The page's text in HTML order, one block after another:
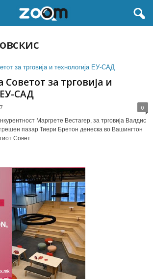
Советот за трговија и
САД
0
Маргрете Вестагер, за трговија Валдис
пазар Тиери Бретон денеска во Вашингтон
Совет...